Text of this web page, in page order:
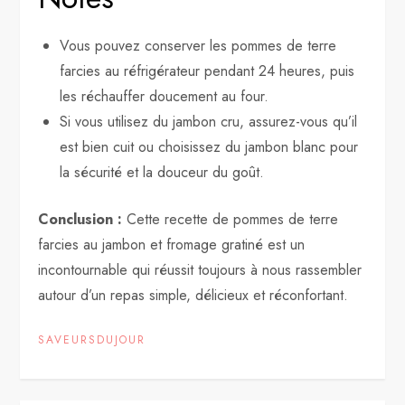
Vous pouvez conserver les pommes de terre
farcies au réfrigérateur pendant 24 heures, puis
les réchauffer doucement au four.
Si vous utilisez du jambon cru, assurez-vous qu’il
est bien cuit ou choisissez du jambon blanc pour
la sécurité et la douceur du goût.
Conclusion : Cette recette de pommes de terre
farcies au jambon et fromage gratiné est un
incontournable qui réussit toujours à nous rassembler
autour d’un repas simple, délicieux et réconfortant.
SAVEURSDUJOUR